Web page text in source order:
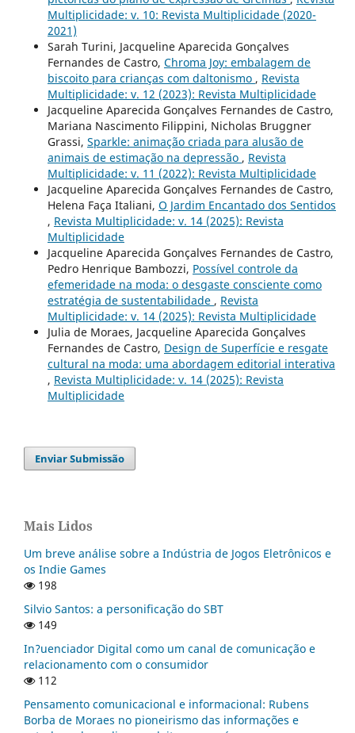
Multiplicidade: v. 10: Revista Multiplicidade (2020-
2021)
Sarah Turini, Jacqueline Aparecida Gonçalves
Fernandes de Castro, Chroma Joy: embalagem de
biscoito para crianças com daltonismo , Revista
Multiplicidade: v. 12 (2023): Revista Multiplicidade
Jacqueline Aparecida Gonçalves Fernandes de Castro,
Mariana Nascimento Filippini, Nicholas Bruggner
Grassi, Sparkle: animação criada para alusão de
animais de estimação na depressão , Revista
Multiplicidade: v. 11 (2022): Revista Multiplicidade
Jacqueline Aparecida Gonçalves Fernandes de Castro,
Helena Faça Italiani, O Jardim Encantado dos Sentidos
, Revista Multiplicidade: v. 14 (2025): Revista
Multiplicidade
Jacqueline Aparecida Gonçalves Fernandes de Castro,
Pedro Henrique Bambozzi, Possível controle da
efemeridade na moda: o desgaste consciente como
estratégia de sustentabilidade , Revista
Multiplicidade: v. 14 (2025): Revista Multiplicidade
Julia de Moraes, Jacqueline Aparecida Gonçalves
Fernandes de Castro, Design de Superfície e resgate
cultural na moda: uma abordagem editorial interativa
, Revista Multiplicidade: v. 14 (2025): Revista
Multiplicidade
Enviar Submissão
Mais Lidos
Um breve análise sobre a Indústria de Jogos Eletrônicos e
os Indie Games
198
Silvio Santos: a personificação do SBT
149
In?uenciador Digital como um canal de comunicação e
relacionamento com o consumidor
112
Pensamento comunicacional e informacional: Rubens
Borba de Moraes no pioneirismo das informações e